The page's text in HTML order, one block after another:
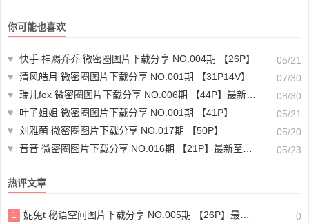
你可能也喜欢
♥ 快手 神赐乔乔 微密圈图片下载分享 NO.004期 【26P】
05/21
♥ 清风皓月 微密圈图片下载分享 NO.001期 【31P14V】
07/30
♥ 瑞儿fox 微密圈图片下载分享 NO.006期 【44P】最新至：2024.8.26
08/30
♥
叶子姐姐 微密圈图片下载分享 NO.001期 【41P】
05/21
♥ 刘雅萌 微密圈图片下载分享 NO.017期 【50P】
05/20
♥ 音音 微密圈图片下载分享 NO.016期 【21P】最新至：2023.12.02 05/23
热评文章
1 妮兔t 秘语空间图片下载分享 NO.005期 【26P】最新至：2025.6.11 0